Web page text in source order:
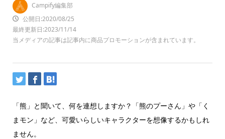
Campify編集部
公開日:2020/08/25
最終更新日:2023/11/14
当メディアの記事は記事内に商品プロモーションが含まれています。
「熊」と聞いて、何を連想しますか？「熊のプーさん」や「く
まモン」など、可愛いらしいキャラクターを想像するかもしれ
ません。